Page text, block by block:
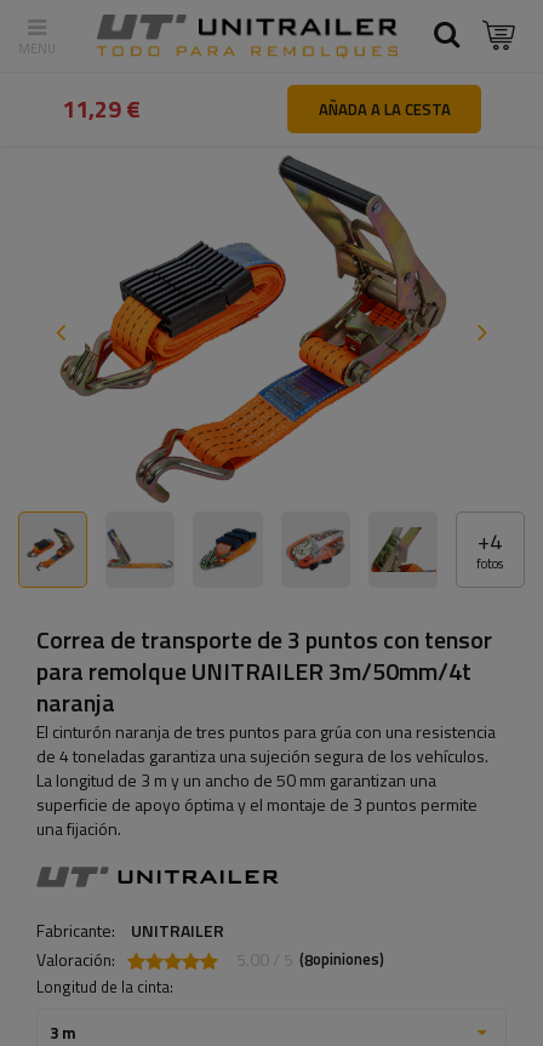
Atrás Inicio Correas y cinchas de
+4
fotos
Correa de transporte de 3 puntos con tensor
para remolque UNITRAILER 3m/50mm/4t
naranja
El cinturón naranja de tres puntos para grúa con una resistencia
de 4 toneladas garantiza una sujeción segura de los vehículos.
La longitud de 3 m y un ancho de 50 mm garantizan una
superficie de apoyo óptima y el montaje de 3 puntos permite
una fijación.
Fabricante:
UNITRAILER
Valoración:
5.00 / 5 (8opiniones)
Longitud de la cinta:
3 m
11,29 € AÑADA A LA CESTA